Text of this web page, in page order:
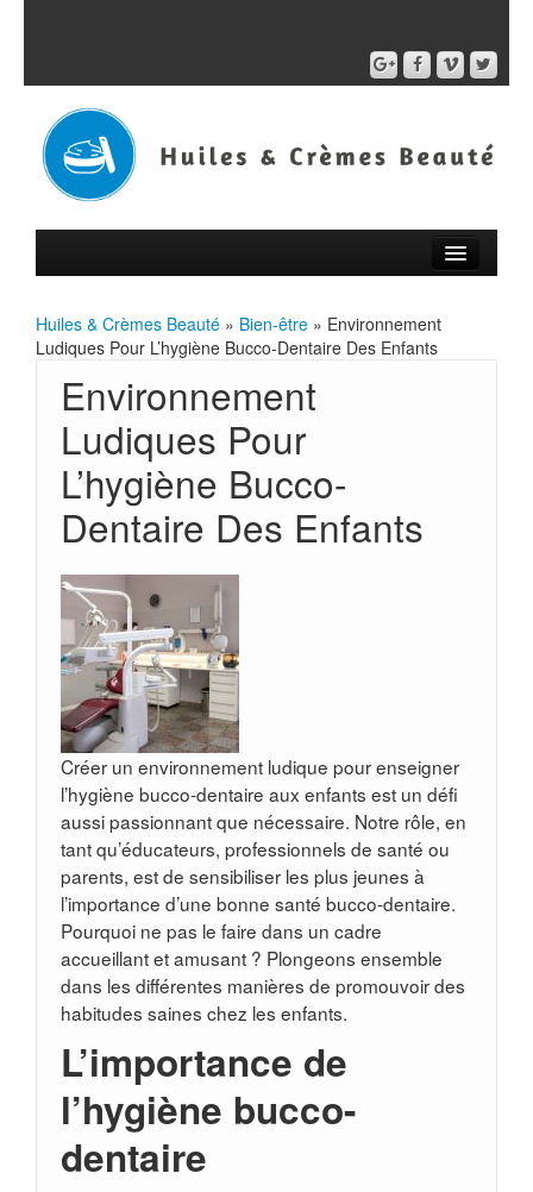
Huiles & Crèmes Beauté » Bien-être » Environnement
Ludiques Pour L’hygiène Bucco-Dentaire Des Enfants
Environnement
Ludiques Pour
L’hygiène Bucco-
Dentaire Des Enfants
Créer un environnement ludique pour enseigner
l’hygiène bucco-dentaire aux enfants est un défi
aussi passionnant que nécessaire. Notre rôle, en
tant qu’éducateurs, professionnels de santé ou
parents, est de sensibiliser les plus jeunes à
l’importance d’une bonne santé bucco-dentaire.
Pourquoi ne pas le faire dans un cadre
accueillant et amusant ? Plongeons ensemble
dans les différentes manières de promouvoir des
habitudes saines chez les enfants.
L’importance de
l’hygiène bucco-
dentaire